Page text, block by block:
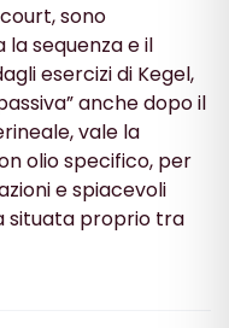
sono
sequenza e il
esercizi di Kegel,
anche dopo il
vale la
olio specifico, per
e spiacevoli
situata proprio tra